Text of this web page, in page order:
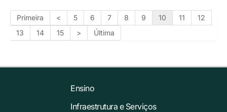
Primeira < 5 6 7 8 9 10 11
12
13
14 15 > Última
Ensino
Infraestrutura e Serviços